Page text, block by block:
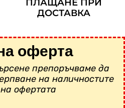
ПЛАЩАНЕ ПРИ
ДОСТАВКА
оферта
препоръчваме да
на наличностите
офертата